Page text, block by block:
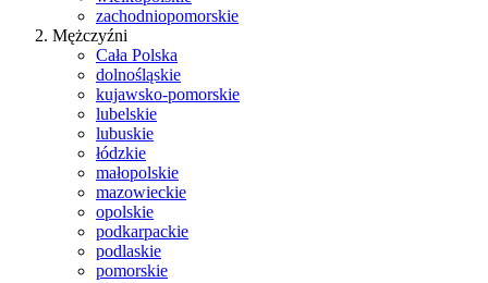
zachodniopomorskie
Mężczyźni
Cała Polska
dolnośląskie
kujawsko-pomorskie
lubelskie
lubuskie
łódzkie
małopolskie
mazowieckie
opolskie
podkarpackie
podlaskie
pomorskie